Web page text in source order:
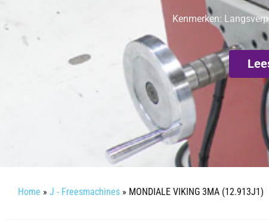
Kenmerken:
Home » J - Freesmachines » MONDIALE VIKING 3MA (12.913J1)